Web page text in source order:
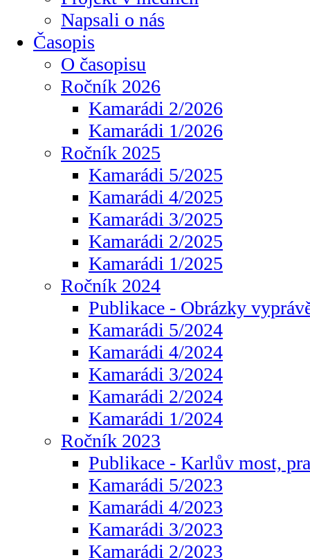
Napsali o nás
Časopis
O časopisu
Ročník 2026
Kamarádi 2/2026
Kamarádi 1/2026
Ročník 2025
Kamarádi 5/2025
Kamarádi 4/2025
Kamarádi 3/2025
Kamarádi 2/2025
Kamarádi 1/2025
Ročník 2024
Publikace - Obrázky
Kamarádi 5/2024
Kamarádi 4/2024
Kamarádi 3/2024
Kamarádi 2/2024
Kamarádi 1/2024
Ročník 2023
Publikace - Karlův most,
Kamarádi 5/2023
Kamarádi 4/2023
Kamarádi 3/2023
Kamarádi 2/2023